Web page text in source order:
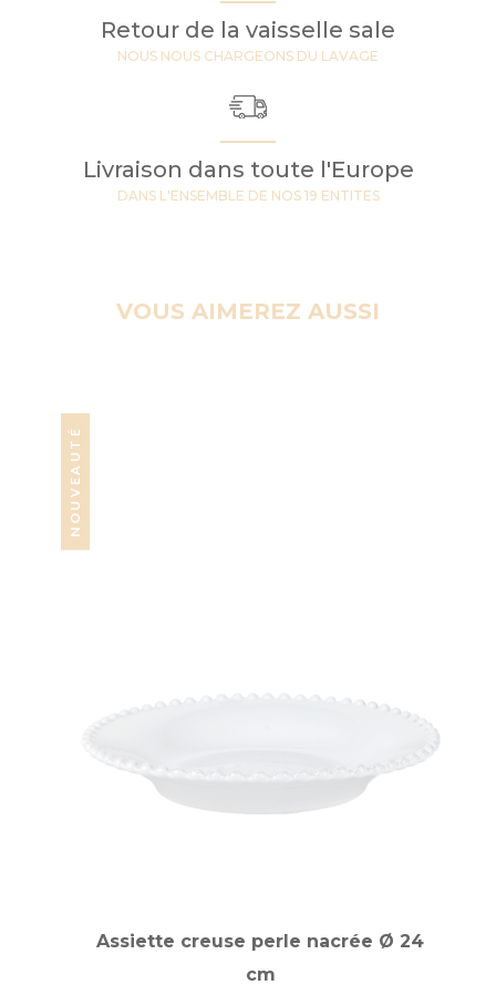
Retour de la vaisselle sale
NOUS NOUS CHARGEONS DU LAVAGE
Livraison dans toute l'Europe
DANS L'ENSEMBLE DE NOS 19 ENTITES
VOUS AIMEREZ AUSSI
NOUVEAUTÉ
Assiette creuse perle nacrée Ø 24
cm